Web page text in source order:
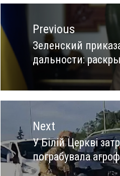
Навигация
по
записямPrevious
Previous
post:
Зеленский
дальности:
Next
Next
post:
У Білій Церкві
пограбувала